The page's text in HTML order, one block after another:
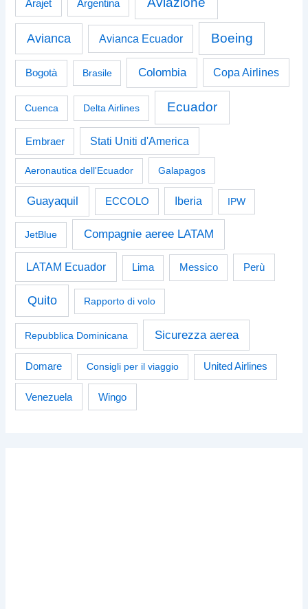
Arajet Argentina
Avianca Avianca Ecuador Boeing
Bogotà Brasile Colombia Copa Airlines
Cuenca Delta Airlines Ecuador
Embraer Stati Uniti d'America
Aeronautica dell'Ecuador Galapagos
Guayaquil ECCOLO Iberia IPW
JetBlue Compagnie aeree LATAM
LATAM Ecuador Lima Messico Perù
Quito Rapporto di volo
Repubblica Dominicana Sicurezza aerea
Domare Consigli per il viaggio United Airlines
Venezuela Wingo